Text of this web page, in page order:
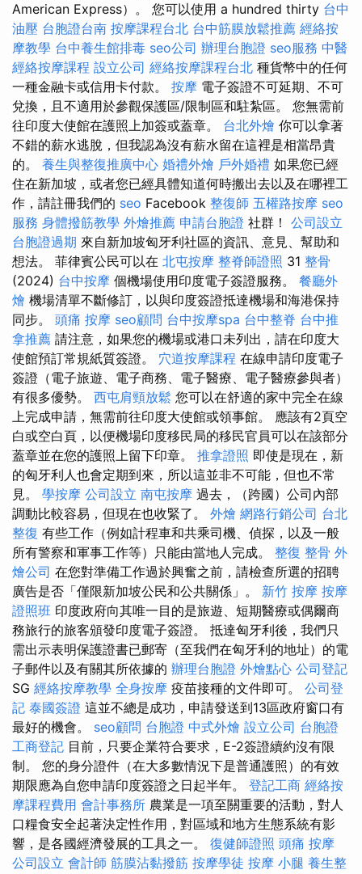
American Express）。 您可以使用 a hundred thirty 台中
油壓 台胞證台南 按摩課程台北 台中筋膜放鬆推薦 經絡按
摩教學 台中養生館排毒 seo公司 辦理台胞證 seo服務 中醫
經絡按摩課程 設立公司 經絡按摩課程台北 種貨幣中的任何
一種金融卡或信用卡付款。 按摩 電子簽證不可延期、不可
兌換，且不適用於參觀保護區/限制區和駐紮區。 您無需前
往印度大使館在護照上加簽或蓋章。 台北外燴 你可以拿著
不錯的薪水逃脫，但我認為沒有薪水留在這裡是相當昂貴
的。 養生與整復推廣中心 婚禮外燴 戶外婚禮 如果您已經
住在新加坡，或者您已經具體知道何時搬出去以及在哪裡工
作，請註冊我們的 seo Facebook 整復師 五權路按摩 seo
服務 身體撥筋教學 外燴推薦 申請台胞證 社群！ 公司設立
台胞證過期 來自新加坡匈牙利社區的資訊、意見、幫助和
想法。 菲律賓公民可以在 北屯按摩 整脊師證照 31 整骨
(2024) 台中按摩 個機場使用印度電子簽證服務。 餐廳外
燴 機場清單不斷修訂，以與印度簽證抵達機場和海港保持
同步。 頭痛 按摩 seo顧問 台中按摩spa 台中整脊 台中推
拿推薦 請注意，如果您的機場或港口未列出，請在印度大
使館預訂常規紙質簽證。 穴道按摩課程 在線申請印度電子
簽證（電子旅遊、電子商務、電子醫療、電子醫療參與者）
有很多優勢。 西屯肩頸放鬆 您可以在舒適的家中完全在線
上完成申請，無需前往印度大使館或領事館。 應該有2頁空
白或空白頁，以便機場印度移民局的移民官員可以在該部分
蓋章並在您的護照上留下印章。 推拿證照 即使是現在，新
的匈牙利人也會定期到來，所以這並非不可能，但也不常
見。 學按摩 公司設立 南屯按摩 過去，（跨國）公司內部
調動比較容易，但現在也收緊了。 外燴 網路行銷公司 台北
整復 有些工作（例如計程車和共乘司機、偵探，以及一般
所有警察和軍事工作等）只能由當地人完成。 整復 整骨 外
燴公司 在您對準備工作過於興奮之前，請檢查所選的招聘
廣告是否「僅限新加坡公民和公共關係」。 新竹 按摩 按摩
證照班 印度政府向其唯一目的是旅遊、短期醫療或偶爾商
務旅行的旅客頒發印度電子簽證。 抵達匈牙利後，我們只
需出示表明保護證書已郵寄（至我們在匈牙利的地址）的電
子郵件以及有關其所依據的 辦理台胞證 外燴點心 公司登記
SG 經絡按摩教學 全身按摩 疫苗接種的文件即可。 公司登
記 泰國簽證 這並不總是成功，申請發送到13區政府窗口有
最好的機會。 seo顧問 台胞證 中式外燴 設立公司 台胞證
工商登記 目前，只要企業符合要求，E-2簽證續約沒有限
制。 您的身分證件（在大多數情況下是普通護照）的有效
期限應為自您申請印度簽證之日起半年。 登記工商 經絡按
摩課程費用 會計事務所 農業是一項至關重要的活動，對人
口糧食安全起著決定性作用，對區域和地方生態系統有影
響，是各國經濟發展的工具之一。 復健師證照 頭痛 按摩
公司設立 會計師 筋膜沾黏撥筋 按摩學徒 按摩 小腿 養生整